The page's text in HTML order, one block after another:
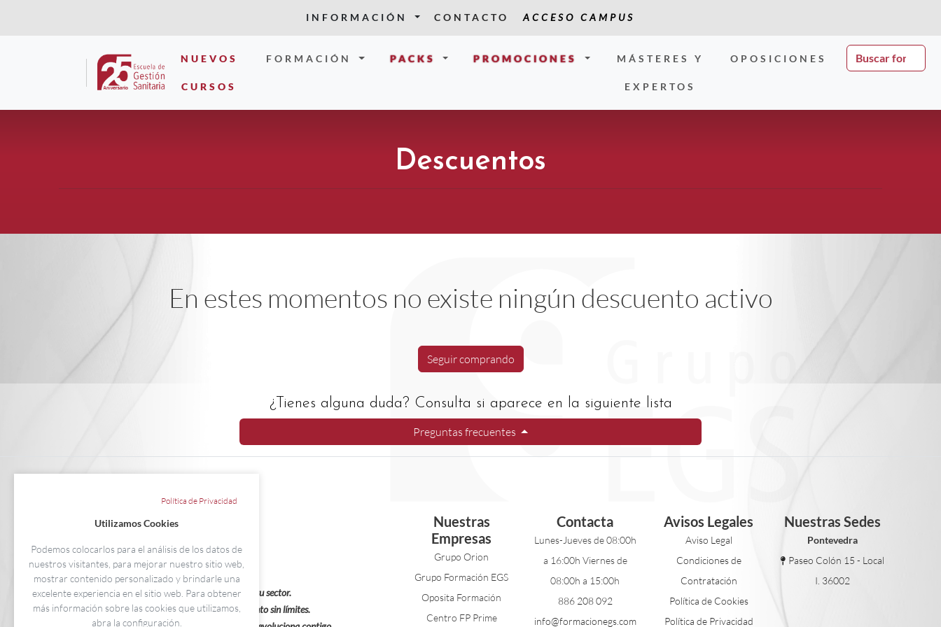
Política de Privacidad
Utilizamos Cookies
Podemos colocarlos para el análisis de los datos de
nuestros visitantes, para mejorar nuestro sitio web,
mostrar contenido personalizado y brindarle una
excelente experiencia en el sitio web. Para obtener
más información sobre las cookies que utilizamos,
abra la configuración.
INFORMACIÓN CONTACTO ACCESO CAMPUS
NUEVOS
CURSOS
FORMACIÓN PACKS PROMOCIONES MÁSTERES Y
EXPERTOS
OPOSICIONES
Descuentos
En estes momentos no existe ningún descuento activo
Seguir comprando
¿Tienes alguna duda? Consulta si aparece en la siguiente lista
Preguntas frecuentes
Impulsa tu carrera, lidera tu sector.
Excelencia educativa, crecimiento sin límites.
Nuestras
Empresas
Grupo Orion
Grupo Formación EGS
Oposita Formación
Centro FP Prime
Contacta
Lunes-Jueves de 08:00h
a 16:00h Viernes de
08:00h a 15:00h
886 208 092
info@formacionegs.com
Avisos Legales
Aviso Legal
Condiciones de
Contratación
Política de Cookies
Política de Privacidad
Nuestras Sedes
Pontevedra
Paseo Colón 15 - Local
I. 36002